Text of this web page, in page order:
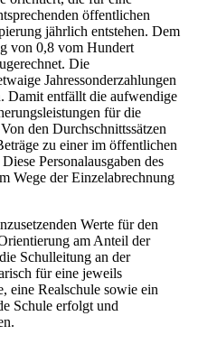
öffentlichen
jährlich entstehen. Dem
von 0,8 vom Hundert
Die
Jahressonderzahlungen
Damit entfällt die aufwendige
für die
den Durchschnittssätzen
zu einer im öffentlichen
Personalausgaben des
Wege der Einzelabrechnung
Werte für den
am Anteil der
Schulleitung an der
für eine jeweils
eine Realschule sowie ein
Schule erfolgt und